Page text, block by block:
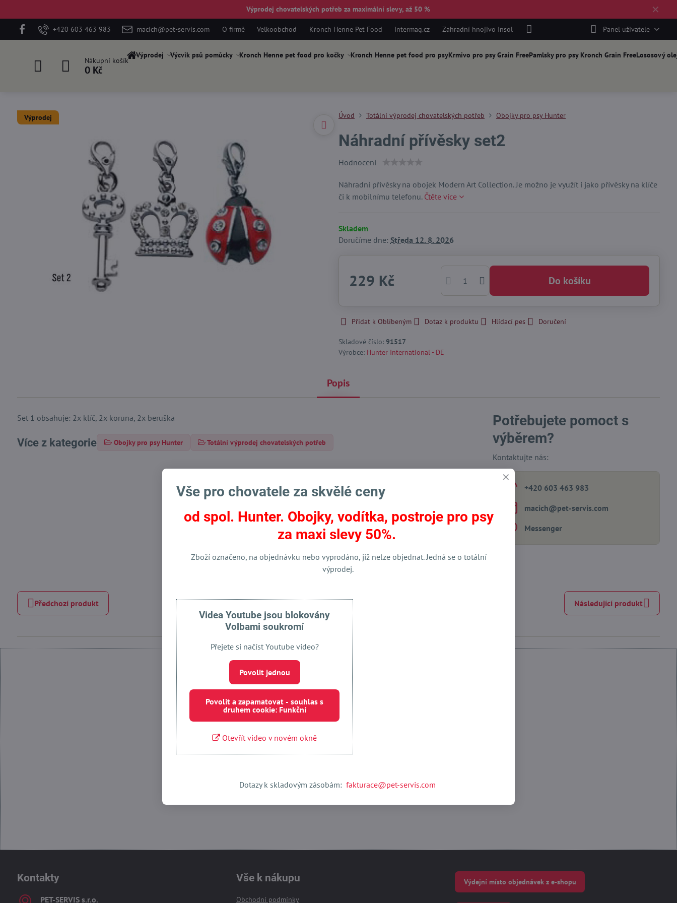
✕
Výprodej chovatelských potřeb za maximální slevy, až 50 %
+420 603 463 983 macich@pet-servis.com O firmě Velkoobchod Kronch Henne Pet Food Intermag.cz Zahradní hnojivo Insol Panel uživatele
Nákupní košík
0 Kč
Výprodej Výcvik psů pomůcky Kronch Henne pet food pro kočky Kronch Henne pet food pro psyKrmivo pro psy Grain FreePamlsky pro psy Kronch Grain FreeLososový
Výprodej Úvod Totální výprodej chovatelských potřeb Obojky pro psy Hunter
Náhradní přívěsky set2
Hodnocení
Náhradní přívěsky na obojek Modern Art Collection. Je možno je využít i jako přívěsky na klíče
či k mobilnímu telefonu. Čtěte více
Skladem
Doručíme dne: Středa 12. 8. 2026
229 Kč Do košíku
Přidat k Oblíbeným Dotaz k produktu Hlídací pes Doručení
Skladové číslo: 91517
Výrobce: Hunter International - DE
Popis
Set 1 obsahuje: 2x klíč, 2x koruna, 2x beruška
Více z kategorie Obojky pro psy Hunter Totální výprodej chovatelských potřeb
Potřebujete pomoct s
výběrem?
Kontaktujte nás:
+420 603 463 983
macich​@pet-servis​.com
Messenger
BlueskyPinterestReddit
Předchozí produkt Následující produkt
Externí obsah je blokován Volbami soukromí
Přejete si načíst externí obsah?
Povolit jednou Povolit a zapamatovat - souhlas s druhem cookie: Funkční
Otevřít obsah v novém okně
Kontakty
PET-SERVIS s​.r​.o​.
Vše k nákupu
Obchodní podmínky
Výdejní místo objednávek z e-shopu
Vše pro chovatele za skvělé ceny
od spol. Hunter. Obojky, vodítka, postroje pro psy
za maxi slevy 50%.
Zboží označeno, na objednávku nebo vyprodáno, již nelze objednat. Jedná se o totální
výprodej.
Videa Youtube jsou blokovány
Volbami soukromí
Přejete si načíst Youtube video?
Povolit jednou
Povolit a zapamatovat - souhlas s
druhem cookie: Funkční
Otevřít video v novém okně
Dotazy k skladovým zásobám:fakturace@pet-servis.com